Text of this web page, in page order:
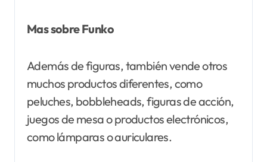
Mas sobre Funko
Además de figuras, también vende otros
muchos productos diferentes, como
peluches, bobbleheads, figuras de acción,
juegos de mesa o productos electrónicos,
como lámparas o auriculares.